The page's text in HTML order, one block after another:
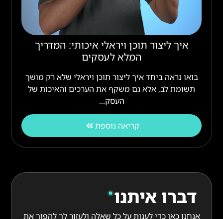
איך ליצור תוכן ויראלי איכותי: המדריך
המלא לעסקים
בואו נראה ביחד איך ליצור תוכן ויראלי שלא רק מושך
תשומת לב, אלא גם משקף את הערכים והאיכות של
העסק…
קריאה נוספת
דברו איתנו
אנחנו כאן כדי לענות על כל שאלה ולעזור לך להפוך את